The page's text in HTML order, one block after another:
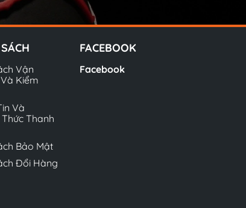
Vận
Kiểm
Và
Thanh
Bảo Mật
Đổi Hàng
FACEBOOK
Facebook